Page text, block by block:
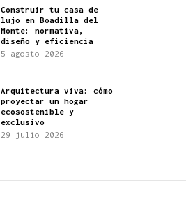
Construir tu casa de
lujo en Boadilla del
Monte: normativa,
diseño y eficiencia
5 agosto 2026
Arquitectura viva: cómo
proyectar un hogar
ecosostenible y
exclusivo
29 julio 2026